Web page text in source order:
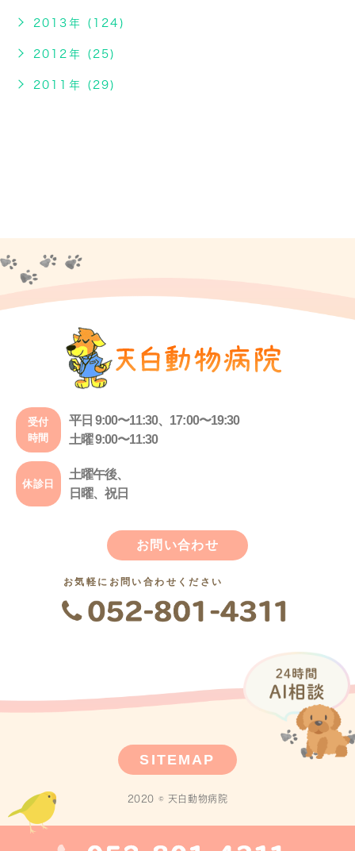
2013年 (124)
2012年 (25)
2011年 (29)
受付
時間
平日 9:00〜11:30、17:00〜19:30
土曜 9:00〜11:30
休診日
土曜午後、
日曜、祝日
お問い合わせ
お気軽にお問い合わせください
SITEMAP
2020 © 天白動物病院